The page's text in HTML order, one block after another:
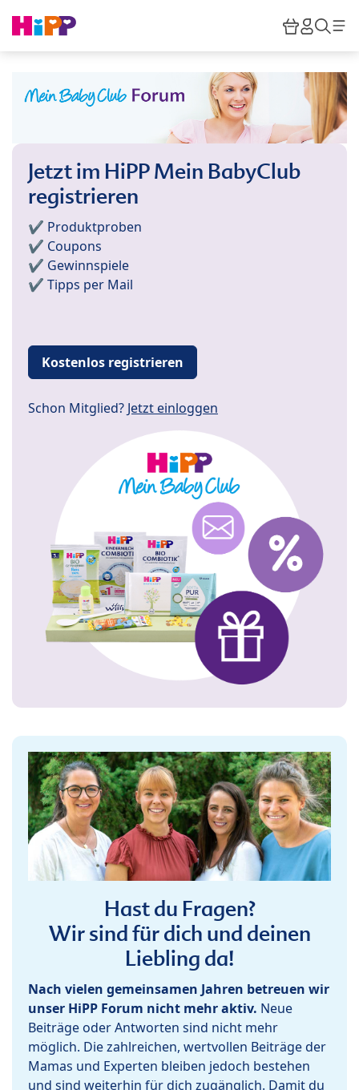
HiPP
Jetzt im HiPP Mein BabyClub
registrieren
✔️ Produktproben
✔️ Coupons
✔️ Gewinnspiele
✔️ Tipps per Mail
Kostenlos registrieren
Schon Mitglied? Jetzt einloggen
Hast du Fragen?
Wir sind für dich und deinen
Liebling da!
Nach vielen gemeinsamen Jahren betreuen wir
unser HiPP Forum nicht mehr aktiv. Neue
Beiträge oder Antworten sind nicht mehr
möglich. Die zahlreichen, wertvollen Beiträge der
Mamas und Experten bleiben jedoch bestehen
und sind weiterhin für dich zugänglich. Damit du